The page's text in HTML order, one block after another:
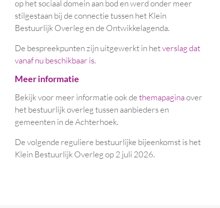
op het sociaal domein aan bod en werd onder meer
stilgestaan bij de connectie tussen het Klein
Bestuurlijk Overleg en de Ontwikkelagenda.
De bespreekpunten zijn uitgewerkt in hetverslag dat
vanaf nu beschikbaar is.
Meer informatie
Bekijk voor meer informatie ook dethemapaginaover
het bestuurlijk overleg tussen aanbieders en
gemeenten in de Achterhoek.
De volgende reguliere bestuurlijke bijeenkomst is het
Klein Bestuurlijk Overleg op 2 juli 2026.